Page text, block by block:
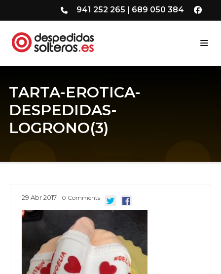
941 252 265 | 689 050 384
TARTA-EROTICA-
DESPEDIDAS-
LOGRONO(3)
29 Abr2017 0 Comments